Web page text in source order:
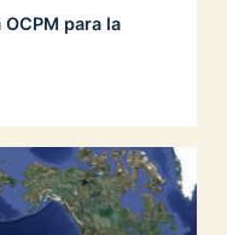
para la